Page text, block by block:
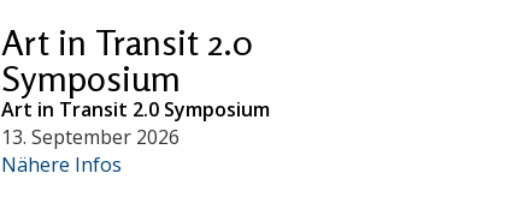
Art in Transit 2.0
Symposium
Art in Transit 2.0 Symposium
13. September 2026
Nähere Infos